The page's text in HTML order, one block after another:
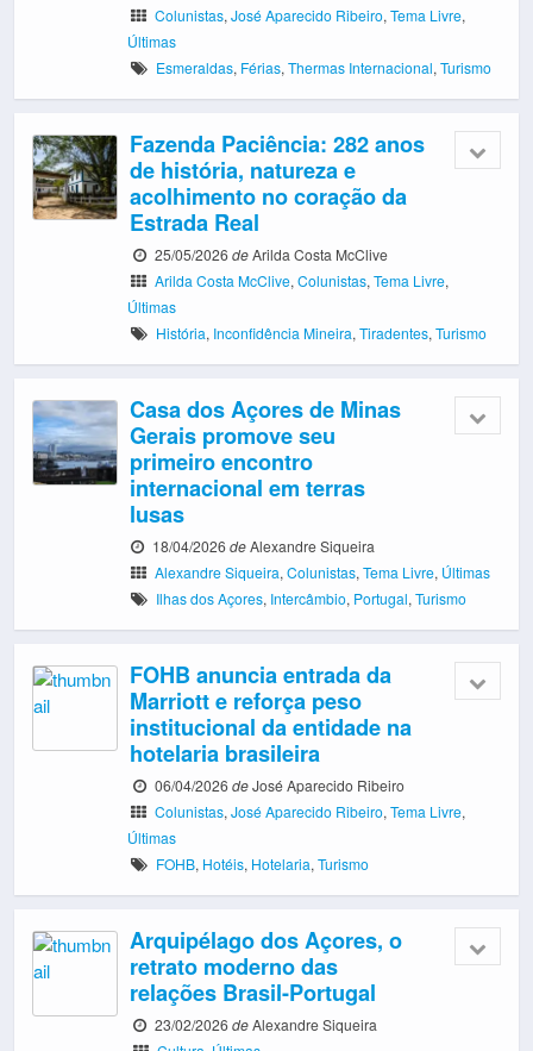
Colunistas,José Aparecido Ribeiro,Tema Livre,
Últimas
Esmeraldas, Férias,Thermas Internacional,Turismo
Fazenda Paciência: 282 anos
de história, natureza e
acolhimento no coração da
Estrada Real
25/05/2026deArilda Costa McClive
Arilda Costa McClive,Colunistas,Tema Livre,
Últimas
História, Inconfidência Mineira,Tiradentes,Turismo
Casa dos Açores de Minas
Gerais promove seu
primeiro encontro
internacional em terras
lusas
18/04/2026deAlexandre Siqueira
Alexandre Siqueira,Colunistas,Tema Livre, Últimas
Ilhas dos Açores, Intercâmbio, Portugal,Turismo
FOHB anuncia entrada da
Marriott e reforça peso
institucional da entidade na
hotelaria brasileira
06/04/2026deJosé Aparecido Ribeiro
Colunistas,José Aparecido Ribeiro,Tema Livre,
Últimas
FOHB, Hotéis, Hotelaria,Turismo
Arquipélago dos Açores, o
retrato moderno das
relações Brasil-Portugal
23/02/2026deAlexandre Siqueira